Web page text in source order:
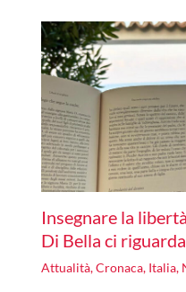
Insegnare la
Di Bella ci
Attualità,Cronaca, Italia,